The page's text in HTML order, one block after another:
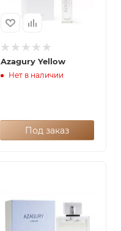
Azagury Yellow
Нет в наличии
Под заказ